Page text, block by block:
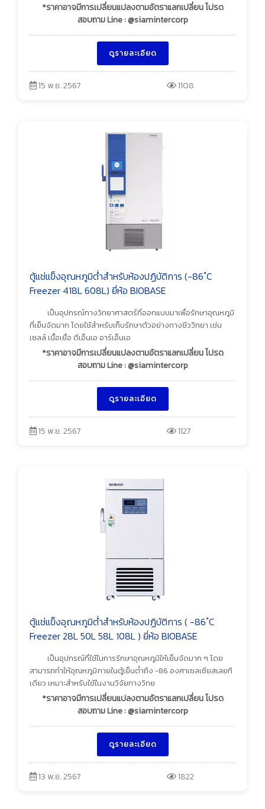
*ราคาอาจมีการเปลี่ยนแปลงตามอัตราแลกเปลี่ยน โปรด
สอบถาม Line : @siamintercorp
ดูรายละเอียด
15 พ.ย. 2567 1108
ตู้แช่แข็งอุณหภูมิต่ำสำหรับห้องปฏิบัติการ (-86 ํC
Freezer 418L 608L) ยี่ห้อ BIOBASE
เป็นอุปกรณ์ทางวิทยาศาสตร์ที่ออกแบบมาเพื่อรักษาอุณหภูมิ
ที่เย็นจัดมาก โดยใช้สำหรับเก็บรักษาตัวอย่างทางชีววิทยา เช่น
เซลล์ เนื้อเยื่อ ดีเอ็นเอ อาร์เอ็นเอ
*ราคาอาจมีการเปลี่ยนแปลงตามอัตราแลกเปลี่ยน โปรด
สอบถาม Line : @siamintercorp
ดูรายละเอียด
15 พ.ย. 2567 1127
ตู้แช่แข็งอุณหภูมิต่ำสำหรับห้องปฏิบัติการ ( -86 ํC
Freezer 28L 50L 58L 108L ) ยี่ห้อ BIOBASE
เป็นอุปกรณ์ที่ใช้ในการรักษาอุณหภูมิให้เย็นจัดมาก ๆ โดย
สามารถทำให้อุณหภูมิภายในตู้เย็นต่ำถึง -86 องศาเซลเซียสเลยที
เดียว เหมาะสำหรับใช้ในงานวิจัยทางวิทย
*ราคาอาจมีการเปลี่ยนแปลงตามอัตราแลกเปลี่ยน โปรด
สอบถาม Line : @siamintercorp
ดูรายละเอียด
13 พ.ย. 2567 1822